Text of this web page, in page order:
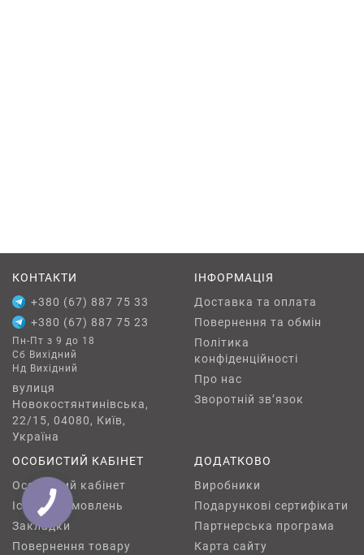
КОНТАКТИ
+380 (67) 887 75 33
+380 (67) 887 75 23
Пн-Пт з 9 до 18
Сб Вихідний
Нд Вихідний
вулиця
Новокостянтинівська,
22/15, 04080, Київ,
Україна
ІНФОРМАЦІЯ
Доставка та оплата
Повернення та обмін
Політика
конфіденційності
Про нас
Зворотній зв’язок
ОСОБИСТИЙ КАБІНЕТ
Особистий кабінет
Історія замовлень
Закладки
Повернення товару
ДОДАТКОВО
Виробники
Подарункові сертифікати
Партнерська програма
Карта сайту